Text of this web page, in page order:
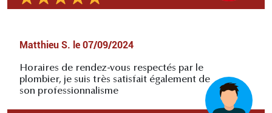
Matthieu S. le 07/09/2024
Horaires de rendez-vous respectés par le
plombier, je suis très satisfait également de
son professionnalisme